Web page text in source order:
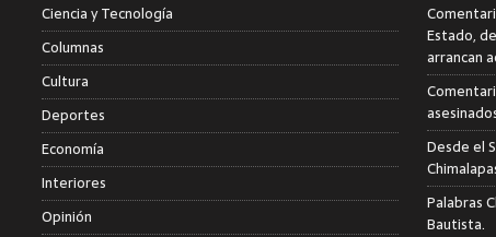
Ciencia y Tecnología
Columnas
Cultura
Deportes
Economía
Interiores
Opinión
Estado,
arrancan
Desde el
Palabras
Bautista.